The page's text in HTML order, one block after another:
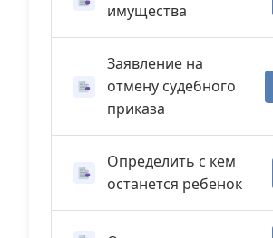
имущества
Заявление на
отмену судебного
приказа
Определить с кем
останется ребенок